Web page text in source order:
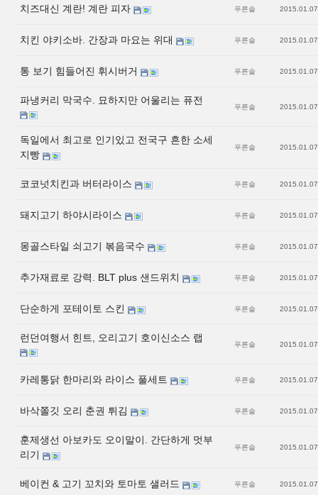
치즈대신 계란! 계란 피자 푸른솔 2015.01.07
치킨 야키소바. 간장과 마요는 위대 푸른솔 2015.01.07
통 보기 힘들어진 휘시버거 푸른솔 2015.01.07
파냉커리 막국수. 묘하지만 어울리는 퓨전
푸른솔 2015.01.07
독일에서 최고로 인기있고 전국구 흔한 소세
지빵
푸른솔 2015.01.07
코코넛치킨과 버터라이스 푸른솔 2015.01.07
돼지고기 하야시라이스 푸른솔 2015.01.07
몽골스타일 쇠고기 볶음국수 푸른솔 2015.01.07
추가재료로 강력. BLT plus 샌드위치 푸른솔 2015.01.07
단순하게 포테이토 스킨 푸른솔 2015.01.07
런던여행서 힌트, 오리고기 호이신소스 랩
푸른솔 2015.01.07
카레통닭 한마리와 라이스 풀세트 푸른솔 2015.01.07
바삭쫄깃 오리 춘권 튀김 푸른솔 2015.01.07
훈제생선 아보카도 오이말이. 간단하게 멋부
리기
푸른솔 2015.01.07
베이컨 & 고기 꼬치와 토마토 샐러드 푸른솔 2015.01.07